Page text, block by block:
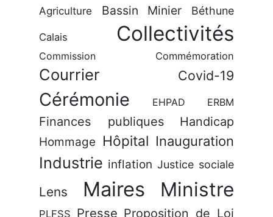
Agriculture Bassin Minier Béthune
Calais Collectivités
Commission Commémoration
Courrier Covid-19
Cérémonie EHPAD ERBM
Finances publiques Handicap
Hommage Hôpital Inauguration
Industrie inflation Justice sociale
Lens Maires Ministre
PLFSS Presse Proposition de Loi